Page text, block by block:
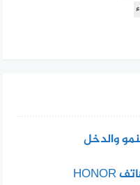
والدخل
هل تستحق تركيبة كاميرا هاتف HONOR